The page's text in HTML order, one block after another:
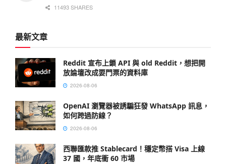
11493 SHARES
最新文章
Reddit 宣布上鎖 API 與 old Reddit，想把開
放論壇改成要門票的資料庫
2026-08-06
OpenAI 瀏覽器被誘騙狂發 WhatsApp 訊息，
如何跨過防線？
2026-08-06
西聯匯款推 Stablecard！穩定幣搭 Visa 上線
37 國，年底衝 60 市場